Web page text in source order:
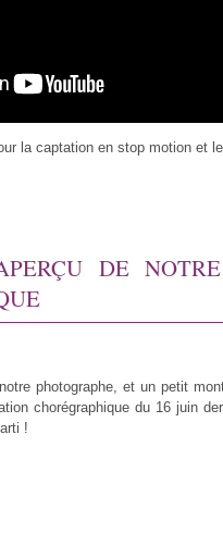
la captation en stop motion et
DE NOTRE
photographe, et un petit
chorégraphique du 16 juin
!